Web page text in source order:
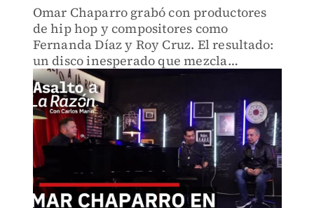
Omar Chaparro grabó con productores
de hip hop y compositores como
Fernanda Díaz y Roy Cruz. El resultado:
un disco inesperado que mezcla
rancheras, salsa y blues ranchero. Un
homenaje a la mujer y la música clásica
saliendo de su zona cómoda.